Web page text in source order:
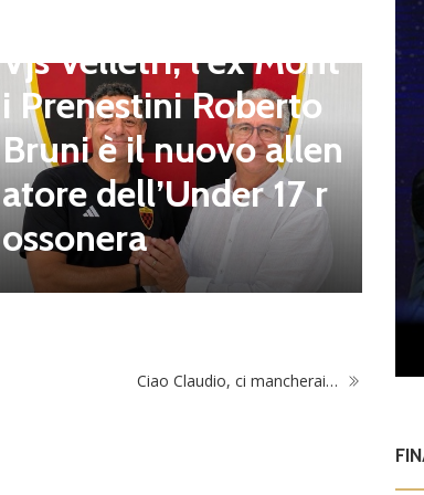
Vjs Velletri, l’ex Mont
i Prenestini Roberto
Bruni è il nuovo allen
atore dell’Under 17 r
ossonera
Ciao Claudio, ci mancherai…